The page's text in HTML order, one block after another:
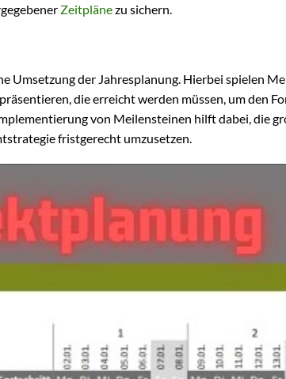
Zeitplänezu sichern.
Umsetzung der Jahresplanung. Hierbei spielen
die erreicht werden müssen, um den
von Meilensteinen hilft dabei, die
fristgerecht umzusetzen.